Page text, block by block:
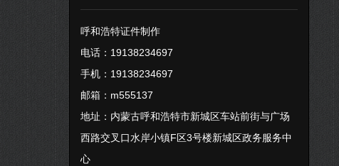
呼和浩特证件制作
电话：19138234697
手机：19138234697
邮箱：m555137
地址：内蒙古呼和浩特市新城区车站前街与广场
西路交叉口水岸小镇F区3号楼新城区政务服务中
心